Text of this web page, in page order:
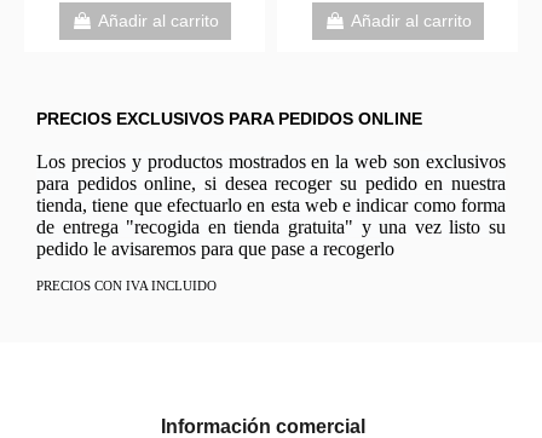
Añadir al carrito Añadir al carrito
PRECIOS EXCLUSIVOS PARA PEDIDOS ONLINE
Los precios y productos mostrados en la web son exclusivos
para pedidos online, si desea recoger su pedido en nuestra
tienda, tiene que efectuarlo en esta web e indicar como forma
de entrega "recogida en tienda gratuita" y una vez listo su
pedido le avisaremos para que pase a recogerlo
PRECIOS CON IVA INCLUIDO
Información comercial